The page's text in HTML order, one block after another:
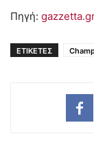
Πηγή:
ΕΤΙΚΕΤΕΣ